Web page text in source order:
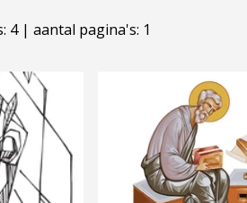
4 | aantal pagina's: 1